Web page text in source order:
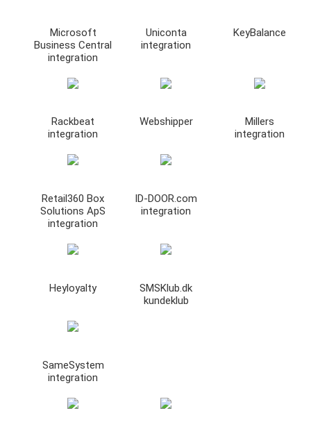
Microsoft
Business Central
integration
Uniconta
integration
KeyBalance
Rackbeat
integration
Webshipper
Millers
integration
Retail360 Box
Solutions ApS
integration
ID-DOOR.com
integration
Heyloyalty
SMSKlub.dk
kundeklub
SameSystem
integration